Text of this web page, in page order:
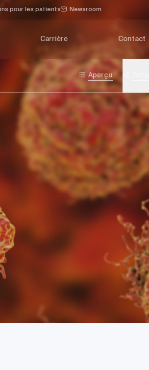
pour les patients Newsroom
Carrière Contact
Aperçu